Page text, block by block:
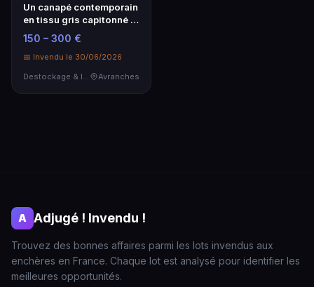
Un canapé contemporain
en tissu gris capitonné à
trois place…
150 – 300 €
📅 Invendu le 30/06/2026
Avranches
A Adjugé ! Invendu !
Trouvez des bonnes affaires parmi les lots invendus aux
enchères en France. Chaque lot est analysé pour identifier les
meilleures opportunités.